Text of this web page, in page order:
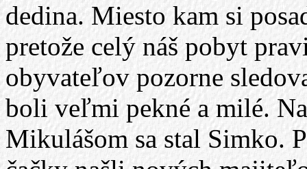
dedina. Miesto kam si
pretože celý náš pobyt
obyvateľov pozorne
boli veľmi pekné a milé.
Mikulášom sa stal Simko.